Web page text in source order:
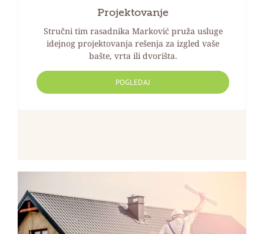
Projektovanje
Stručni tim rasadnika Marković pruža usluge
idejnog projektovanja rešenja za izgled vaše
bašte, vrta ili dvorišta.
POGLEDAJ